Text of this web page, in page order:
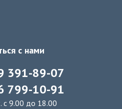
с нами
391-89-07
799-10-91
с 9.00 до 18.00